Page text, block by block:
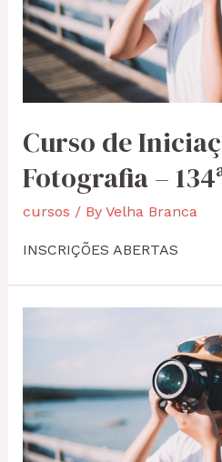
Curso de
Fotografia –
cursos / By Velha Branca
INSCRIÇÕES ABERTAS